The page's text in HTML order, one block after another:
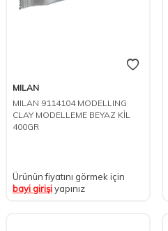
MILAN
MILAN 9114104 MODELLING
CLAY MODELLEME BEYAZ KİL
400GR
Ürünün fiyatını görmek için
bayi girişiyapınız